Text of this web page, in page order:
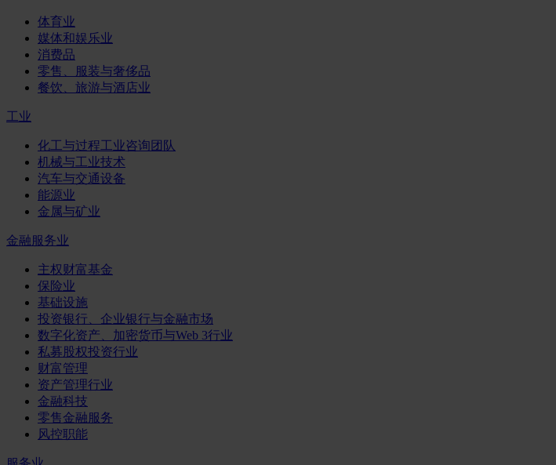
体育业
媒体和娱乐业
消费品
零售、服装与奢侈品
餐饮、旅游与酒店业
工业
化工与过程工业咨询团队
机械与工业技术
汽车与交通设备
能源业
金属与矿业
金融服务业
主权财富基金
保险业
基础设施
投资银行、企业银行与金融市场
数字化资产、加密货币与Web 3行业
私募股权投资行业
财富管理
资产管理行业
金融科技
零售金融服务
风控职能